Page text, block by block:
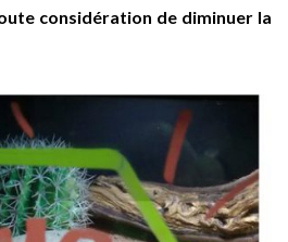
considération de diminuer la